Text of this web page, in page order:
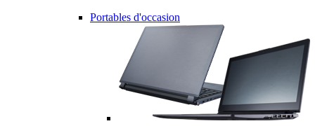
Portables d'occasion